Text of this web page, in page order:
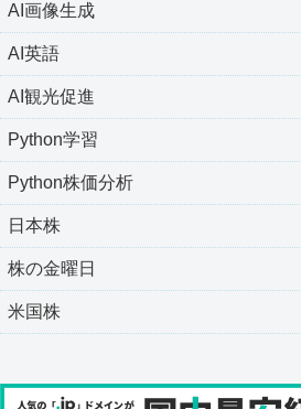
AI画像生成
AI英語
AI観光促進
Python学習
Python株価分析
日本株
株の金曜日
米国株